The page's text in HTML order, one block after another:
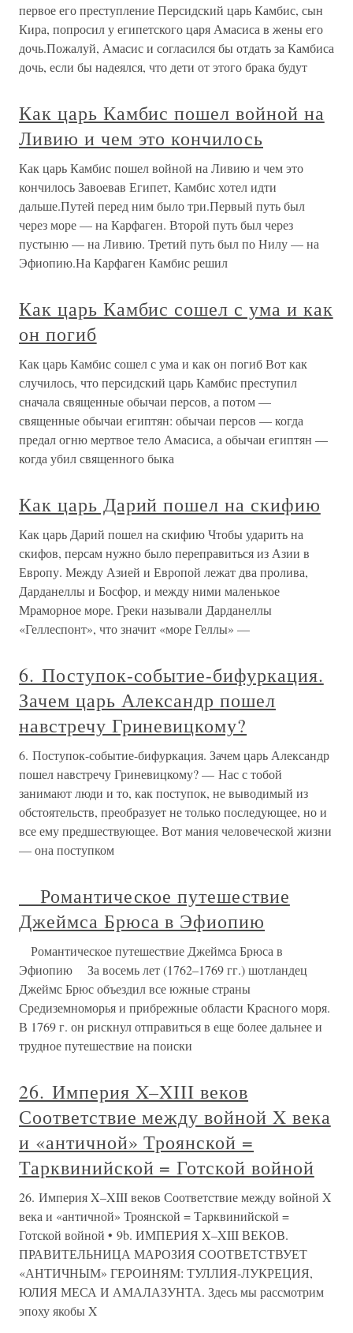
первое его преступление Персидский царь Камбис, сын
Кира, попросил у египетского царя Амасиса в жены его
дочь.Пожалуй, Амасис и согласился бы отдать за Камбиса
дочь, если бы надеялся, что дети от этого брака будут
Как царь Камбис пошел войной на
Ливию и чем это кончилось
Как царь Камбис пошел войной на Ливию и чем это
кончилось Завоевав Египет, Камбис хотел идти
дальше.Путей перед ним было три.Первый путь был
через море — на Карфаген. Второй путь был через
пустыню — на Ливию. Третий путь был по Нилу — на
Эфиопию.На Карфаген Камбис решил
Как царь Камбис сошел с ума и как
он погиб
Как царь Камбис сошел с ума и как он погиб Вот как
случилось, что персидский царь Камбис преступил
сначала священные обычаи персов, а потом —
священные обычаи египтян: обычаи персов — когда
предал огню мертвое тело Амасиса, а обычаи египтян —
когда убил священного быка
Как царь Дарий пошел на скифию
Как царь Дарий пошел на скифию Чтобы ударить на
скифов, персам нужно было переправиться из Азии в
Европу. Между Азией и Европой лежат два пролива,
Дарданеллы и Босфор, и между ними маленькое
Мраморное море. Греки называли Дарданеллы
«Геллеспонт», что значит «море Геллы» —
6. Поступок-событие-бифуркация.
Зачем царь Александр пошел
навстречу Гриневицкому?
6. Поступок-событие-бифуркация. Зачем царь Александр
пошел навстречу Гриневицкому? — Нас с тобой
занимают люди и то, как поступок, не выводимый из
обстоятельств, преобразует не только последующее, но и
все ему предшествующее. Вот мания человеческой жизни
— она поступком
Романтическое путешествие
Джеймса Брюса в Эфиопию
Романтическое путешествие Джеймса Брюса в
Эфиопию За восемь лет (1762–1769 гг.) шотландец
Джеймс Брюс объездил все южные страны
Средиземноморья и прибрежные области Красного моря.
В 1769 г. он рискнул отправиться в еще более дальнее и
трудное путешествие на поиски
26. Империя X–XIII веков
Соответствие между войной X века
и «античной» Троянской =
Тарквинийской = Готской войной
26. Империя X–XIII веков Соответствие между войной X
века и «античной» Троянской = Тарквинийской =
Готской войной • 9b. ИМПЕРИЯ X–XIII ВЕКОВ.
ПРАВИТЕЛЬНИЦА МАРОЗИЯ СООТВЕТСТВУЕТ
«АНТИЧНЫМ» ГЕРОИНЯМ: ТУЛЛИЯ-ЛУКРЕЦИЯ,
ЮЛИЯ МЕСА И АМАЛАЗУНТА. Здесь мы рассмотрим
эпоху якобы X